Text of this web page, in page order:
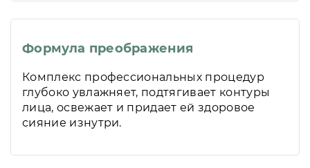
Формула преображения
Комплекс профессиональных процедур
глубоко увлажняет, подтягивает контуры
лица, освежает и придает ей здоровое
сияние изнутри.